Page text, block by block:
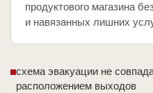
продуктового магазина
и навязанных лишних
схема эвакуации не
расположением выходов